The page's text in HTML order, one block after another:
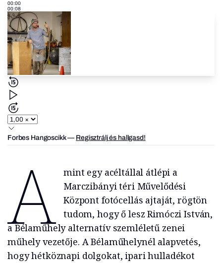
00:00
00:08
Forbes Hangoscikk— Regisztrálj és hallgasd!
A
mint egy acéltállal átlépi a
Marczibányi téri Művelődési
Központ fotócellás ajtaját, rögtön
tudom, hogy ő lesz Rimóczi István,
a Bélaműhely alternatív szemléletű zenei
műhely vezetője. A Bélaműhelynél alapvetés,
hogy hétköznapi dolgokat, ipari hulladékot